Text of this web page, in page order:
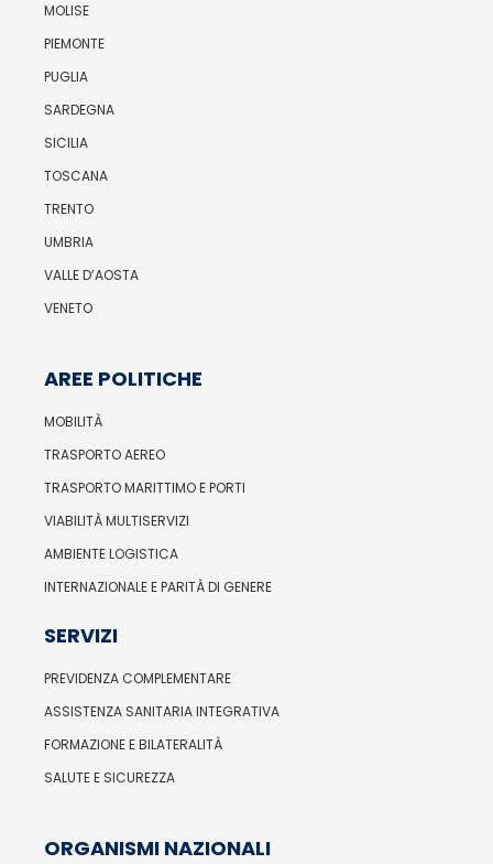
MOLISE
PIEMONTE
PUGLIA
SARDEGNA
SICILIA
TOSCANA
TRENTO
UMBRIA
VALLE D’AOSTA
VENETO
AREE POLITICHE
MOBILITÀ
TRASPORTO AEREO
TRASPORTO MARITTIMO E PORTI
VIABILITÀ MULTISERVIZI
AMBIENTE LOGISTICA
INTERNAZIONALE E PARITÀ DI GENERE
SERVIZI
PREVIDENZA COMPLEMENTARE
ASSISTENZA SANITARIA INTEGRATIVA
FORMAZIONE E BILATERALITÀ
SALUTE E SICUREZZA
ORGANISMI NAZIONALI